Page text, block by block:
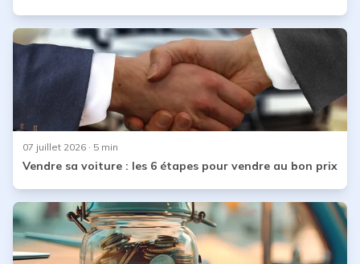
07 juillet 2026 · 5 min
Vendre sa voiture : les 6 étapes pour vendre au bon prix